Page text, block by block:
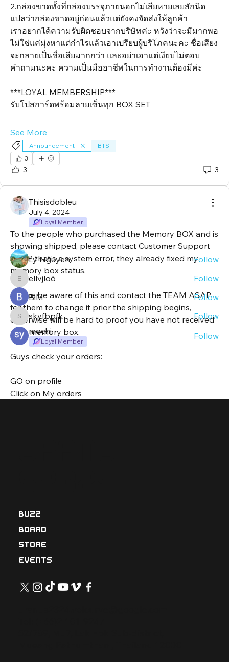
2.กล่องขาดทั้งที่กล่องบรรจุภายนอกไม่เสียหายเลยสักนิด
แปลว่ากล่องขาดอยู่ก่อนแล้วแต่ยังคงจัดส่งให้ลูกค้า
เราอยากได้ความรับผิดชอบจากบริษัทค่ะ หวังว่าจะมีมากพอ
ไม่ใช่แค่มุ่งหาแต่กำไรแล้วเอาเปรียบผู้บริโภคนะคะ ชื่อเสียง
จะกลายเป็นชื่อเสียมากกว่า และอย่าเอาแต่เงียบไม่ตอบ
คำถามนะคะ ความเป็นมืออาชีพในการทำงานต้องมีค่ะ
***LOYAL MEMBERSHIP***
รับโปสการ์ดพร้อมลายเซ็นทุก BOX SET
See More
Announcement
BTS
3
3 3
Thisisdobleu
July 4, 2024
Loyal Member
To the people who purchased the Memory BOX and is
showing shipped, please contact Customer Support
ASAP that's a system error, they already fixed my
memory box status.
Please be aware of this and contact the TEAM ASAP
for them to change it prior the shipping begins,
otherwise will be hard to proof you have not received
your memory box.
Guys check your orders:
GO on profile
Click on My orders
This is where the universe of conversation unfolds.
Dive int...
Read more
Members
Ly Nguyen Follow
ellvjlo6ellvjlo6
Follow
BiM
Follow
skyfbpfk
skyfbpfk
Follow
mochi
Loyal Member
Follow
See All Members (1221)
BUZZ
BOARD
STORE
EVENTS